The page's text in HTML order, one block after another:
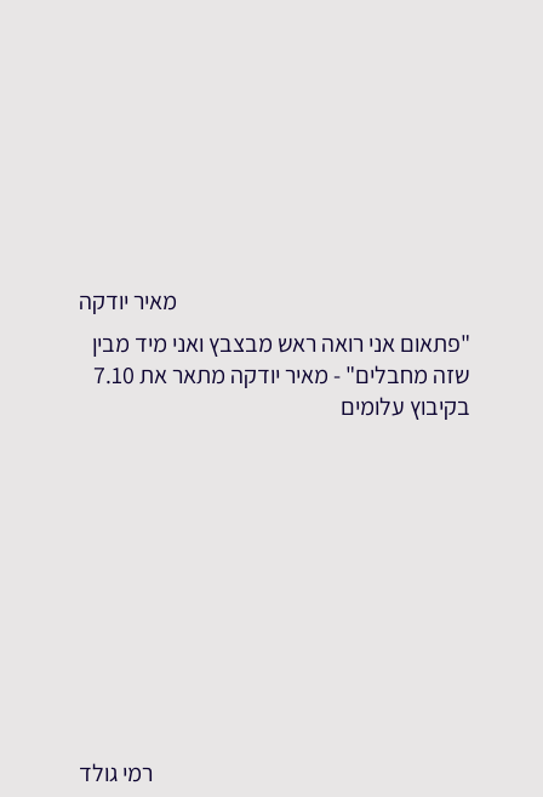
מאיר יודקה
"פתאום אני רואה ראש מבצבץ ואני מיד מבין
שזה מחבלים" - מאיר יודקה מתאר את 7.10
בקיבוץ עלומים
רמי גולד